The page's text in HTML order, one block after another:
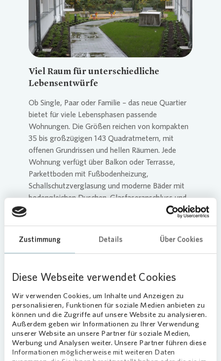
Zustimmung Details Über Cookies
Diese Webseite verwendet Cookies
Wir verwenden Cookies, um Inhalte und Anzeigen zu
personalisieren, Funktionen für soziale Medien anbieten zu
können und die Zugriffe auf unsere Website zu analysieren.
Außerdem geben wir Informationen zu Ihrer Verwendung
unserer Website an unsere Partner für soziale Medien,
Werbung und Analysen weiter. Unsere Partner führen diese
Informationen möglicherweise mit weiteren Daten
Viel Raum für unterschiedliche
Lebensentwürfe
Ob Single, Paar oder Familie – das neue Quartier
bietet für viele Lebensphasen passende
Wohnungen. Die Größen reichen von kompakten
35 bis großzügigen 143 Quadratmetern, mit
offenen Grundrissen und hellen Räumen. Jede
Wohnung verfügt über Balkon oder Terrasse,
Parkettboden mit Fußbodenheizung,
Schallschutzverglasung und moderne Bäder mit
bodengleichen Duschen. Glasfaseranschluss und
Seit dem Vermietungsstart im August liegt der
Vermietungsstand bei mehr als 25 Prozent,
Ost. „Vor allem kleinere Wohnungen sind stark
harmonisches Miteinander entwickelt –
unabhängig davon, ob jemand allein, zu zweit
oder mit Familie einzieht.“
Nachhaltig und barrierearm geplant